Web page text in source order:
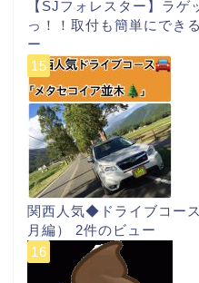
【SJフォレスター】ラ
っ！！取付も簡単にでき
ー
関西人気◆ドライブコー
月編） 2件のビュー